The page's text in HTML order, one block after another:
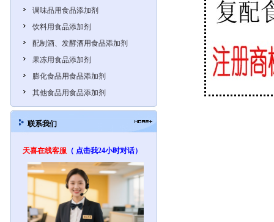
调味品用食品添加剂
饮料用食品添加剂
配制酒、发酵酒用食品添加剂
果冻用食品添加剂
膨化食品用食品添加剂
其他食品用食品添加剂
联系我们
天喜在线客服 （ 点击我24小时对话）